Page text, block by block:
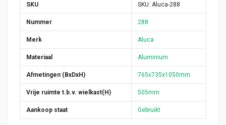
SKU SKU: Aluca-288
Nummer 288
Merk Aluca
Materiaal Aluminium
Afmetingen (BxDxH) 765x735x1050mm
Vrije ruimte t.b.v. wielkast(H) 505mm
Aankoop staat Gebruikt